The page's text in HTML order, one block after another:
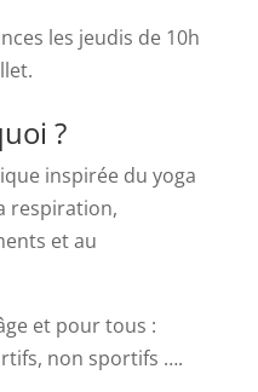
les jeudis de 10h
?
inspirée du yoga
respiration,
et au
et pour tous :
non sportifs ….